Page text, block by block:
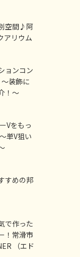
空間♪阿
アリウム
ョンコン
装飾に
！～
Vをもっ
単V狙い
すめの邦
で作った
！常滑市
（エド